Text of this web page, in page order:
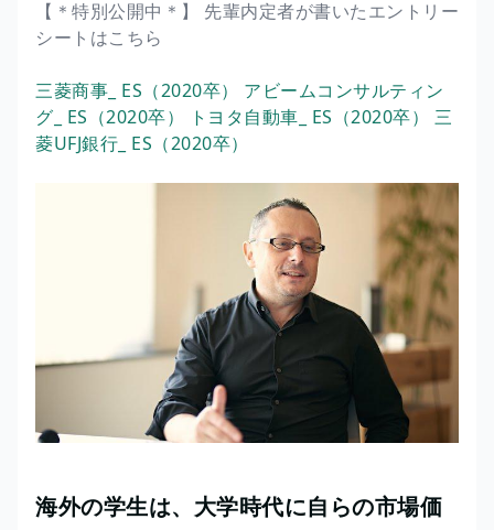
【＊特別公開中＊】 先輩内定者が書いたエントリー
シートはこちら
三菱商事_ ES（2020卒） アビームコンサルティン
グ_ ES（2020卒）
トヨタ自動車_ ES（2020卒） 三
菱UFJ銀行_ ES（2020卒）
海外の学生は、大学時代に自らの市場価